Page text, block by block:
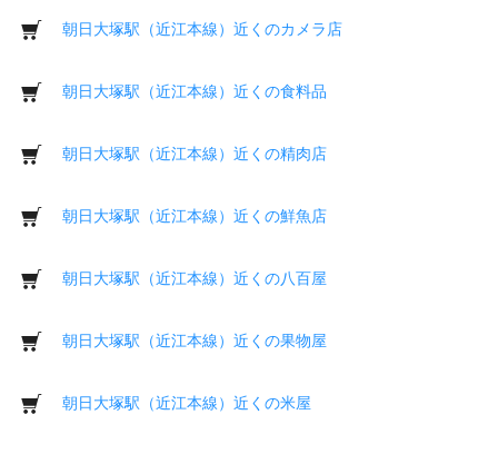
朝日大塚駅（近江本線）近くのカメラ店
朝日大塚駅（近江本線）近くの食料品
朝日大塚駅（近江本線）近くの精肉店
朝日大塚駅（近江本線）近くの鮮魚店
朝日大塚駅（近江本線）近くの八百屋
朝日大塚駅（近江本線）近くの果物屋
朝日大塚駅（近江本線）近くの米屋